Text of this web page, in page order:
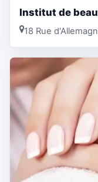
Institut de
18 Rue